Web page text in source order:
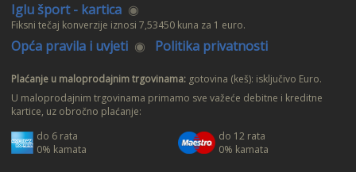
Iglu šport - kartica ◉
Fiksni tečaj konverzije iznosi 7,53450 kuna za 1 euro.
Opća pravila i uvjeti ◉ Politika privatnosti
Plaćanje u maloprodajnim trgovinama: gotovina (keš): isključivo Euro.
U maloprodajnim trgovinama primamo sve važeće debitne i kreditne
kartice, uz obročno plaćanje:
do 6 rata
0% kamata
do 12 rata
0% kamata